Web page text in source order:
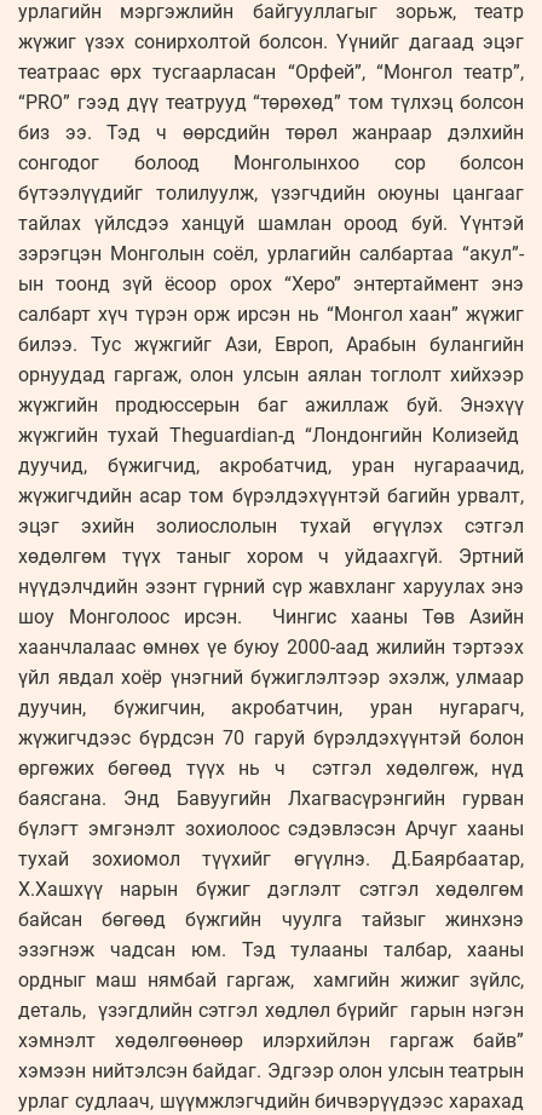
урлагийн мэргэжлийн байгууллагыг зорьж, театр
жүжиг үзэх сонирхолтой болсон. Үүнийг дагаад эцэг
театраас өрх тусгаарласан “Орфей”, “Монгол театр”,
“PRO” гээд дүү театрууд “төрөхөд” том түлхэц болсон
биз ээ. Тэд ч өөрсдийн төрөл жанраар дэлхийн
сонгодог болоод Монголынхоо сор болсон
бүтээлүүдийг толилуулж, үзэгчдийн оюуны цангааг
тайлах үйлсдээ ханцуй шамлан ороод буй. Үүнтэй
зэрэгцэн Монголын соёл, урлагийн салбартаа “акул”-
ын тоонд зүй ёсоор орох “Херо” энтертаймент энэ
салбарт хүч түрэн орж ирсэн нь “Монгол хаан” жүжиг
билээ. Тус жүжгийг Ази, Европ, Арабын булангийн
орнуудад гаргаж, олон улсын аялан тоглолт хийхээр
жүжгийн продюссерын баг ажиллаж буй. Энэхүү
жүжгийн тухай Theguardian-д “Лондонгийн Колизейд
дуучид, бүжигчид, акробатчид, уран нугараачид,
жүжигчдийн асар том бүрэлдэхүүнтэй багийн урвалт,
эцэг эхийн золиослолын тухай өгүүлэх сэтгэл
хөдөлгөм түүх таныг хором ч уйдаахгүй. Эртний
нүүдэлчдийн эзэнт гүрний сүр жавхланг харуулах энэ
шоу Монголоос ирсэн. Чингис хааны Төв Азийн
хаанчлалаас өмнөх үе буюу 2000-аад жилийн тэртээх
үйл явдал хоёр үнэгний бүжиглэлтээр эхэлж, улмаар
дуучин, бүжигчин, акробатчин, уран нугарагч,
жүжигчдээс бүрдсэн 70 гаруй бүрэлдэхүүнтэй болон
өргөжих бөгөөд түүх нь ч сэтгэл хөдөлгөж, нүд
баясгана. Энд Бавуугийн Лхагвасүрэнгийн гурван
бүлэгт эмгэнэлт зохиолоос сэдэвлэсэн Арчуг хааны
тухай зохиомол түүхийг өгүүлнэ. Д.Баярбаатар,
Х.Хашхүү нарын бүжиг дэглэлт сэтгэл хөдөлгөм
байсан бөгөөд бүжгийн чуулга тайзыг жинхэнэ
эзэгнэж чадсан юм. Тэд тулааны талбар, хааны
ордныг маш нямбай гаргаж, хамгийн жижиг зүйлс,
деталь, үзэгдлийн сэтгэл хөдлөл бүрийг гарын нэгэн
хэмнэлт хөдөлгөөнөөр илэрхийлэн гаргаж байв”
хэмээн нийтэлсэн байдаг. Эдгээр олон улсын театрын
урлаг судлаач, шүүмжлэгчдийн бичвэрүүдээс харахад